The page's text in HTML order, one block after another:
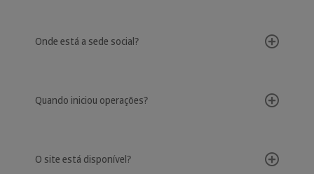
Onde está a sede social?
Quando iniciou operações?
O site está disponível?